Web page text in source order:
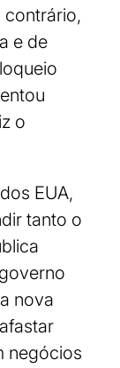
contrário,
e de
o
EUA,
tanto o
nova
negócios